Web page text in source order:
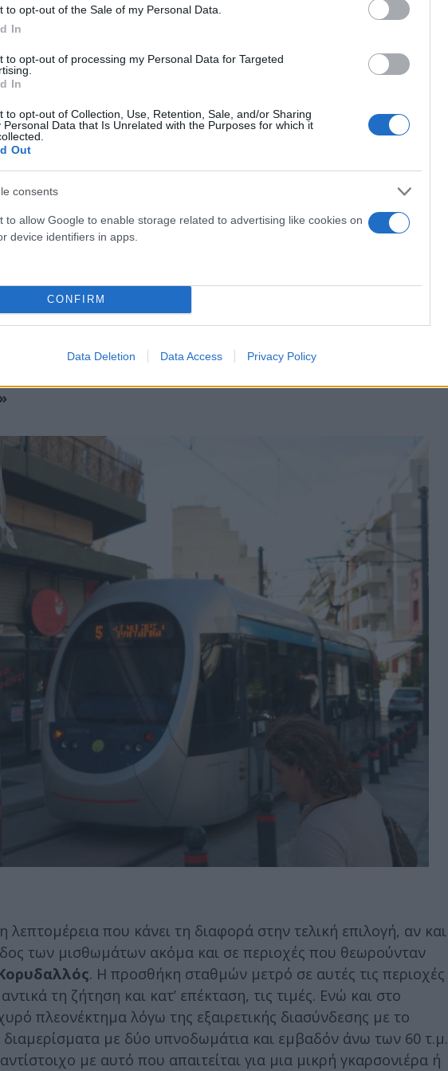
to opt-out of the Sale of my Personal Data.
In
to opt-out of processing my Personal Data for Targeted
In
to opt-out of Collection, Use, Retention, Sale, and/or Sharing
Personal Data that Is Unrelated with the Purposes for which it
Out
consents
to allow Google to enable storage related to advertising like cookies on
device identifiers in apps.
CONFIRM
Data Deletion Data Access Privacy Policy
(πρώην ΤΕΙ Αιγάλεω) στρέφονται στο Περιστέρι, περιοχή
και βασικών οδικών αρτηριών όπως η Λεωφόρος Θηβών
εξετάζουν περιοχές όπως η Νίκαια, ο Κορυδαλλός,
πλεονέκτημα την παρουσία σταθμών μετρό.
και του Παντείου Πανεπιστημίου, δημοφιλείς επιλογές
– οικογενειακές γειτονιές με ήσυχο χαρακτήρα και
που κάνει τη διαφορά στην τελική επιλογή, αν και
των μισθωμάτων ακόμα και σε περιοχές που θεωρούνταν
. Η προσθήκη σταθμών μετρό σε αυτές τις περιοχές
τη ζήτηση και κατ’ επέκταση, τις τιμές. Ενώ και στο
πλεονέκτημα λόγω της εξαιρετικής διασύνδεσης με το
με δύο υπνοδωμάτια και εμβαδόν άνω των 60 τ.μ.
με αυτό που απαιτείται για μια μικρή γκαρσονιέρα ή